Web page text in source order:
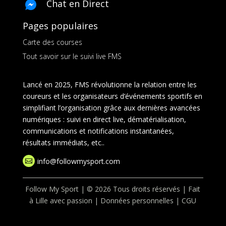
Chat en Direct
Pages populaires
Carte des courses
Tout savoir sur le suivi live FMS
Lancé en 2025, FMS révolutionne la relation entre les
coureurs et les organisateurs d’événements sportifs en
simplifiant l’organisation grâce aux dernières avancées
numériques : suivi en direct live, dématérialisation,
communications et notifications instantanées,
résultats immédiats, etc..
 info@followmysport.com
Follow My Sport | © 2026 Tous droits réservés | Fait
à Lille avec passion | Données personnelles |CGU